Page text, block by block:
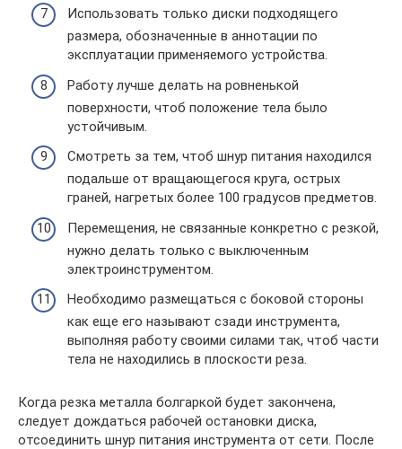
Использовать только диски подходящего
размера, обозначенные в аннотации по
эксплуатации применяемого устройства.
Работу лучше делать на ровненькой
поверхности, чтоб положение тела было
устойчивым.
Смотреть за тем, чтоб шнур питания находился
подальше от вращающегося круга, острых
граней, нагретых более 100 градусов предметов.
Перемещения, не связанные конкретно с резкой,
нужно делать только с выключенным
электроинструментом.
Необходимо размещаться с боковой стороны
как еще его называют сзади инструмента,
выполняя работу своими силами так, чтоб части
тела не находились в плоскости реза.
Когда резка металла болгаркой будет закончена,
следует дождаться рабочей остановки диска,
отсоединить шнур питания инструмента от сети. После